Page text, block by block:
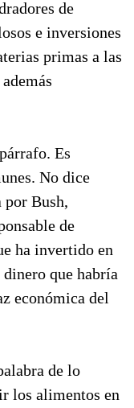
de
e inversiones
primas a las
Es
No dice
por Bush,
de
ha invertido en
que habría
económica del
de lo
los alimentos en